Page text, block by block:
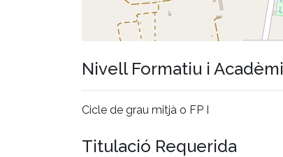
Nivell Formatiu i
Cicle de grau mitjà o FP I
Titulació Requerida